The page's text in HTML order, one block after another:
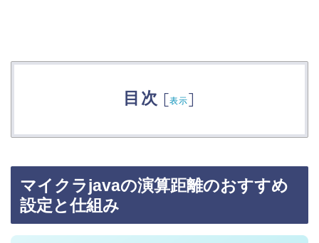
目次 [表示]
マイクラjavaの演算距離のおすすめ
設定と仕組み